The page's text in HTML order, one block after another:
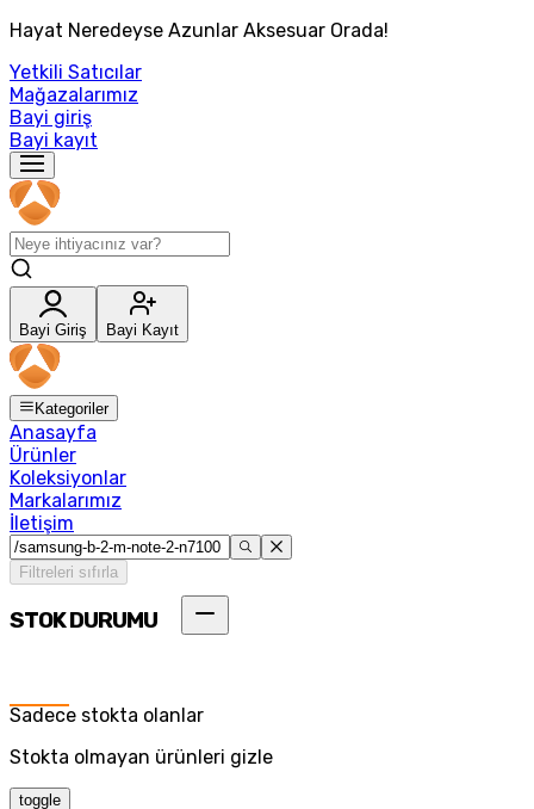
Hayat Neredeyse Azunlar Aksesuar Orada!
Yetkili Satıcılar
Mağazalarımız
Bayi giriş
Bayi kayıt
Bayi Giriş Bayi Kayıt
Kategoriler
Anasayfa
Ürünler
Koleksiyonlar
Markalarımız
İletişim
Filtreleri sıfırla
STOK DURUMU
Sadece stokta olanlar
Stokta olmayan ürünleri gizle
toggle